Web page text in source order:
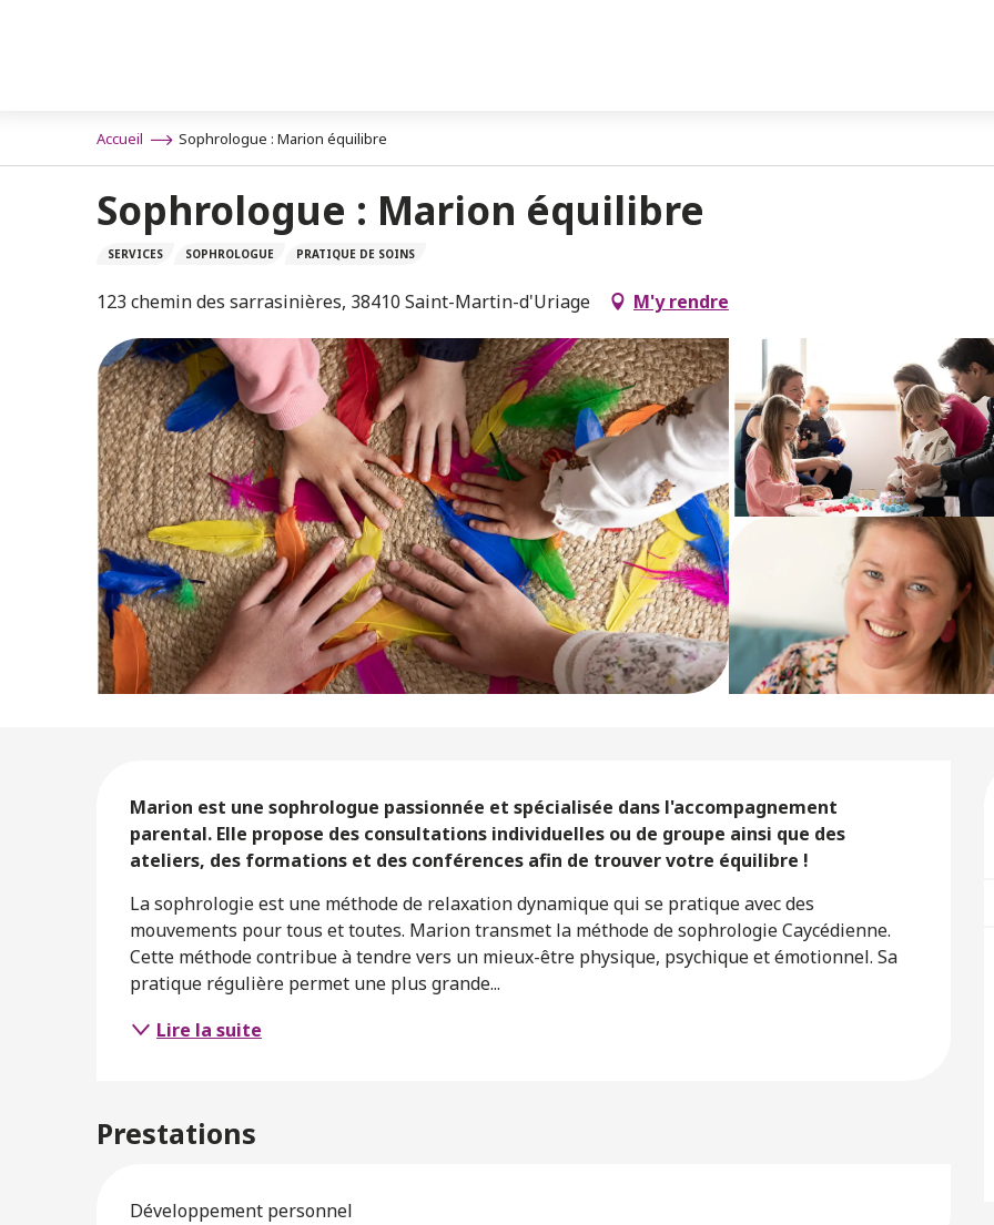
Accueil Sophrologue : Marion équilibre
Sophrologue : Marion équilibre
SERVICES SOPHROLOGUE PRATIQUE DE SOINS
123 chemin des sarrasinières, 38410 Saint-Martin-d'Uriage M'y rendre
Description
Marion est une sophrologue passionnée et spécialisée dans l'accompagnement
parental. Elle propose des consultations individuelles ou de groupe ainsi que des
ateliers, des formations et des conférences afin de trouver votre équilibre !
La sophrologie est une méthode de relaxation dynamique qui se pratique avec des
mouvements pour tous et toutes. Marion transmet la méthode de sophrologie Caycédienne.
Cette méthode contribue à tendre vers un mieux-être physique, psychique et émotionnel. Sa
pratique régulière permet une plus grande...
Lire la suite
Prestations
Développement personnel